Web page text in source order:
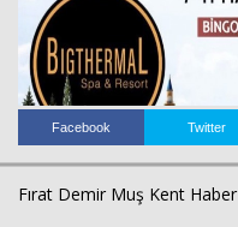
Facebook Twitter
Fırat Demir Muş Kent Haber